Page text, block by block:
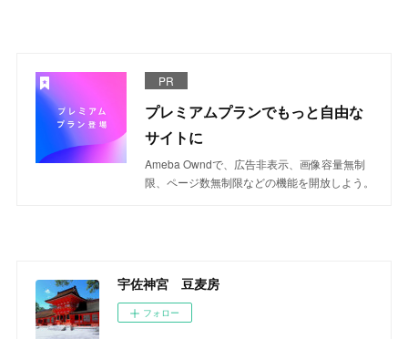
PR
プレミアムプランでもっと自由な
サイトに
Ameba Owndで、広告非表示、画像容量無制
限、ページ数無制限などの機能を開放しよう。
宇佐神宮 豆麦房
フォロー